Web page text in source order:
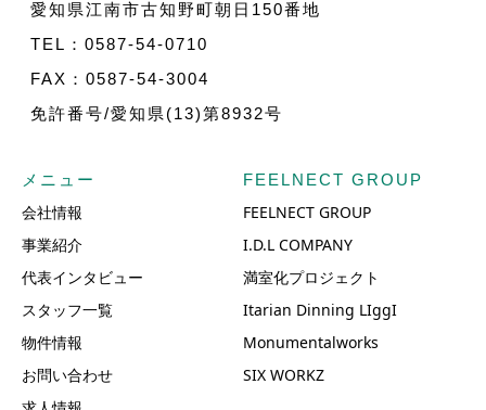
愛知県江南市古知野町朝日150番地
TEL：0587-54-0710
FAX：0587-54-3004
免許番号/愛知県(13)第8932号
メニュー
会社情報
事業紹介
代表インタビュー
スタッフ一覧
物件情報
お問い合わせ
FEELNECT GROUP
FEELNECT GROUP
I.D.L COMPANY
満室化プロジェクト
Itarian Dinning LIggI
Monumentalworks
SIX WORKZ